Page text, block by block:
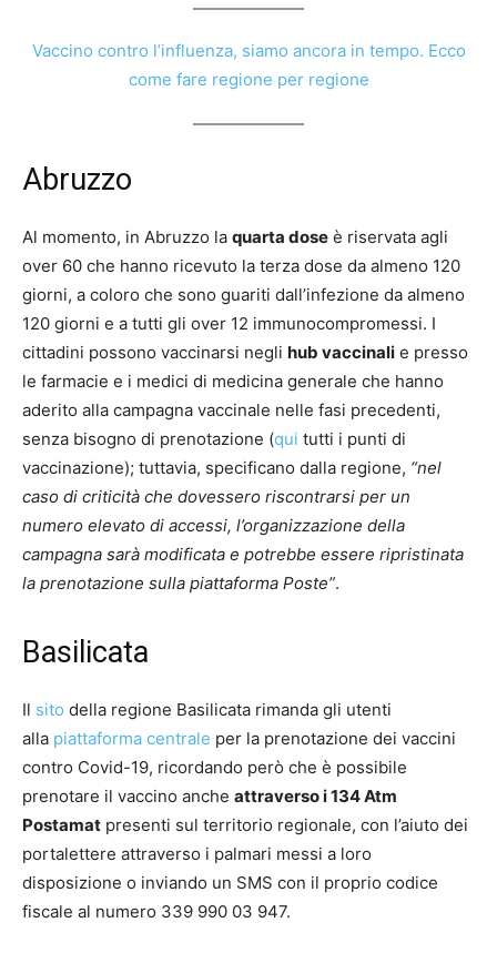
Vaccino contro l’influenza, siamo ancora in tempo. Ecco
come fare regione per regione
Abruzzo
Al momento, in Abruzzo la quarta dose è riservata agli
over 60 che hanno ricevuto la terza dose da almeno 120
giorni, a coloro che sono guariti dall’infezione da almeno
120 giorni e a tutti gli over 12 immunocompromessi. I
cittadini possono vaccinarsi negli hub vaccinali e presso
le farmacie e i medici di medicina generale che hanno
aderito alla campagna vaccinale nelle fasi precedenti,
senza bisogno di prenotazione (qui tutti i punti di
vaccinazione); tuttavia, specificano dalla regione, “nel
caso di criticità che dovessero riscontrarsi per un
numero elevato di accessi, l’organizzazione della
campagna sarà modificata e potrebbe essere ripristinata
la prenotazione sulla piattaforma Poste”.
Basilicata
Il sito della regione Basilicata rimanda gli utenti
alla piattaforma centrale per la prenotazione dei vaccini
contro Covid-19, ricordando però che è possibile
prenotare il vaccino anche attraverso i 134 Atm
Postamat presenti sul territorio regionale, con l’aiuto dei
portalettere attraverso i palmari messi a loro
disposizione o inviando un SMS con il proprio codice
fiscale al numero 339 990 03 947.